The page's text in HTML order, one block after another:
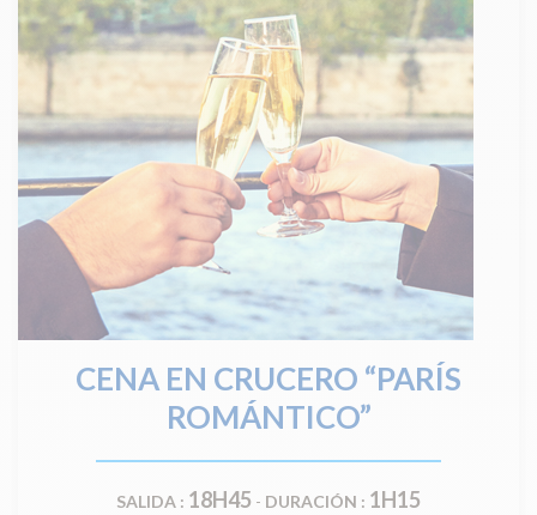
CENA EN CRUCERO “PARÍS
ROMÁNTICO”
SALIDA : 18H45 - DURACIÓN : 1H15